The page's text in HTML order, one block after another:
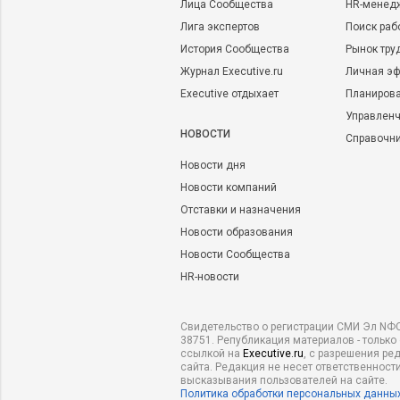
Лица Сообщества
Лига экспертов
История Сообщества
Журнал Executive.ru
Executive отдыхает
НОВОСТИ
Новости дня
Новости компаний
Отставки и назначения
Новости образования
Новости Сообщества
HR-новости
HR-
Поиск
Рынок
Личная
Свидетельство о регистрации СМИ Эл
38751. Републикация материалов - только
ссылкой на Executive.ru, с разрешения
сайта. Редакция не несет
высказывания пользователей на сайте.
Политика обработки персональных